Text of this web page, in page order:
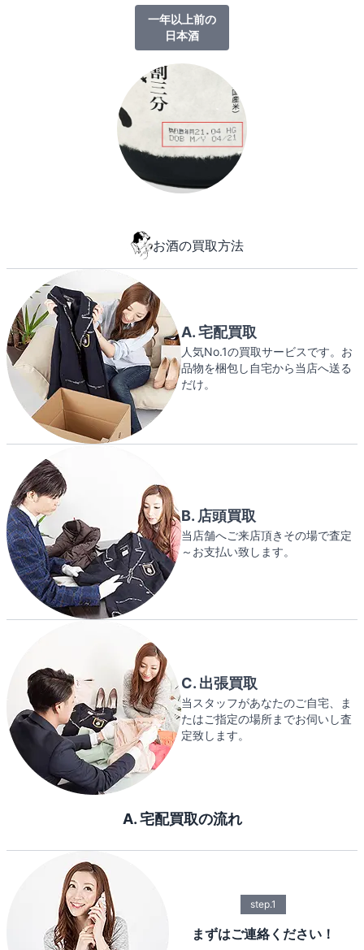
一年以上前の
日本酒
お酒の買取方法
A. 宅配買取
人気No.1の買取サービスです。お
品物を梱包し自宅から当店へ送る
だけ。
B. 店頭買取
当店舗へご来店頂きその場で査定
～お支払い致します。
C. 出張買取
当スタッフがあなたのご自宅、ま
たはご指定の場所までお伺いし査
定致します。
A. 宅配買取の流れ
step.1
まずはご連絡ください！